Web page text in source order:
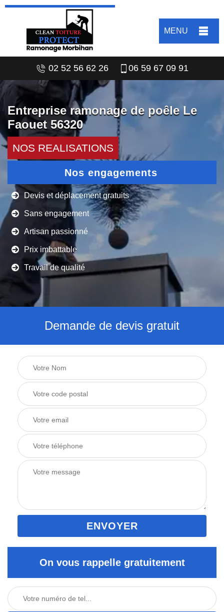
MENU
02 52 56 62 26 06 59 67 09 91
Entreprise ramonage de poêle Le
Faouet 56320
NOS REALISATIONS
Nos engagements
Devis et déplacement gratuits
Sans engagement
Artisan passionné
Prix imbattable
Travail de qualité
Demande de devis gratuit
On vous rappelle gratuitement